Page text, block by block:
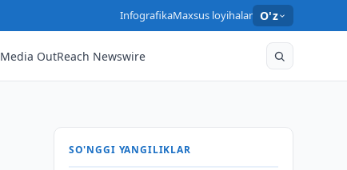
InfografikaMaxsus loyihalar O'z
Media OutReach Newswire
SO'NGGI YANGILIKLAR